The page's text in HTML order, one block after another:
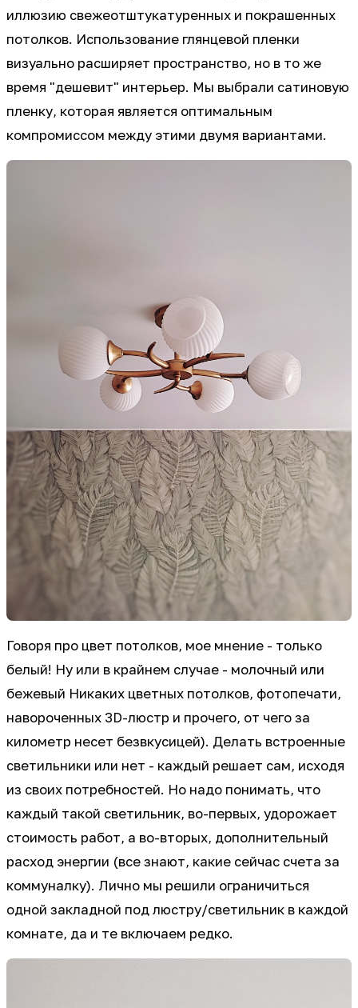
иллюзию свежеотштукатуренных и покрашенных
потолков. Использование глянцевой пленки
визуально расширяет пространство, но в то же
время "дешевит" интерьер. Мы выбрали сатиновую
пленку, которая является оптимальным
компромиссом между этими двумя вариантами.
Говоря про цвет потолков, мое мнение - только
белый! Ну или в крайнем случае - молочный или
бежевый Никаких цветных потолков, фотопечати,
навороченных 3D-люстр и прочего, от чего за
километр несет безвкусицей). Делать встроенные
светильники или нет - каждый решает сам, исходя
из своих потребностей. Но надо понимать, что
каждый такой светильник, во-первых, удорожает
стоимость работ, а во-вторых, дополнительный
расход энергии (все знают, какие сейчас счета за
коммуналку). Лично мы решили ограничиться
одной закладной под люстру/светильник в каждой
комнате, да и те включаем редко.